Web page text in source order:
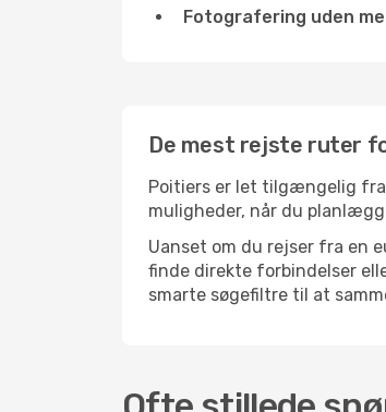
Fotografering uden
De mest rejste ruter
Poitiers er let tilgængelig fra
muligheder, når du
Uanset om du rejser fra en
finde direkte forbindelser
smarte søgefiltre til at